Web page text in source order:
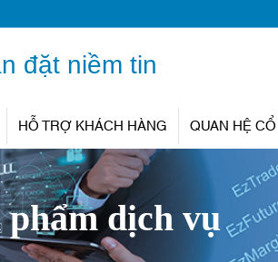
đặt niềm tin
HỖ TRỢ KHÁCH HÀNG QUAN HỆ
phẩm dịch vụ